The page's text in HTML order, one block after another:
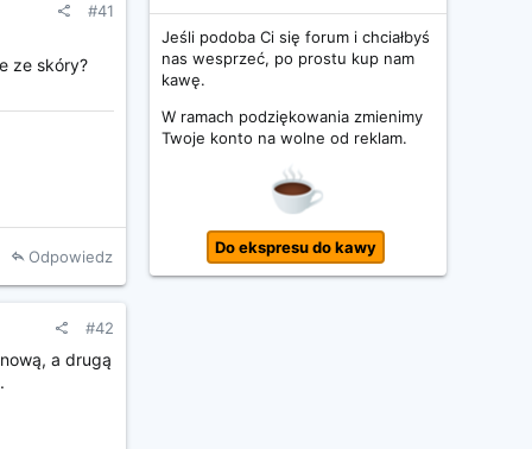
#41
ze skóry?
Odpowiedz
#42
a drugą
Jeśli podoba Ci się forum i chciałbyś
nas wesprzeć, po prostu kup nam
kawę.
W ramach podziękowania zmienimy
Twoje konto na wolne od reklam.
Do ekspresu do kawy